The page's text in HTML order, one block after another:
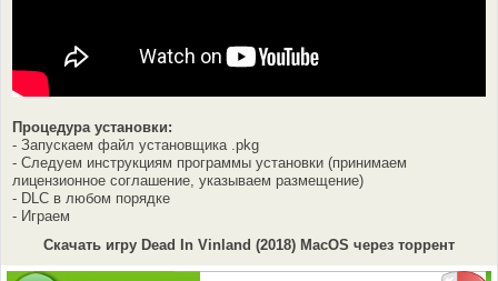
Процедура установки:
- Запускаем файл установщика .pkg
- Следуем инструкциям программы установки (принимаем
лицензионное соглашение, указываем размещение)
- DLC в любом порядке
- Играем
Скачать игру Dead In Vinland (2018) MacOS через торрент